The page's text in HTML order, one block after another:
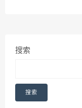
搜索
搜索